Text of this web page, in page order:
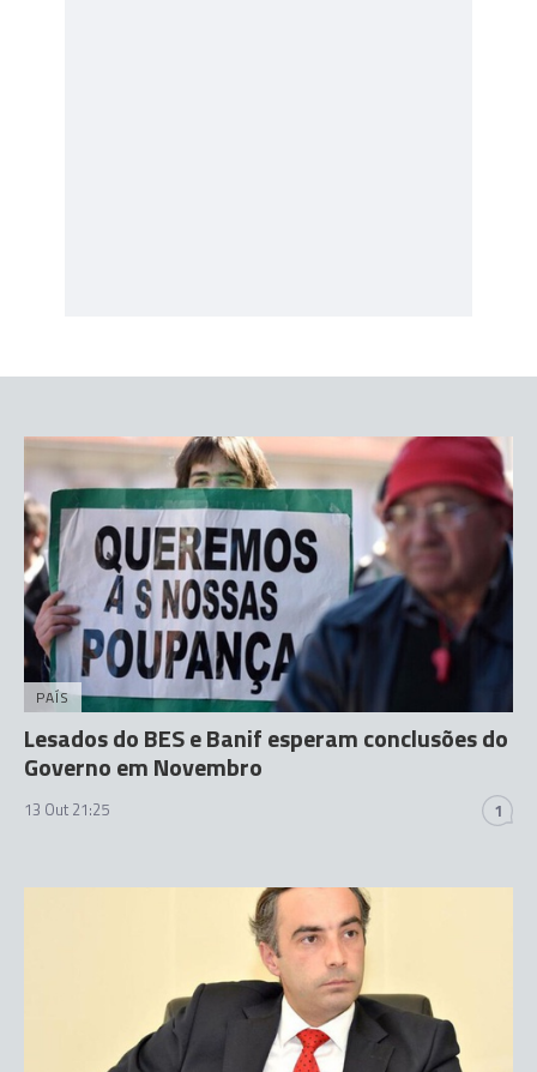
PAÍS
Lesados do BES e Banif esperam conclusões do
Governo em Novembro
13 Out 21:25 1